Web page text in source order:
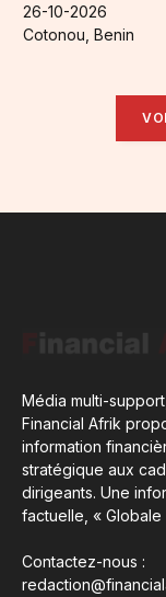
26-10-2026
Cotonou, Benin
Média multi-support,
Financial Afrik
information
stratégique aux
dirigeants. Une
factuelle, « Globale
Contactez-nous :